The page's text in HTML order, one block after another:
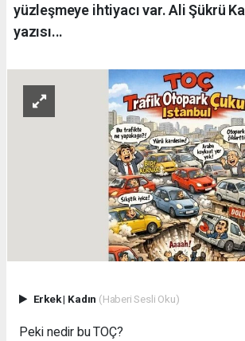
yüzleşmeye ihtiyacı var. Ali Şükrü
yazısı...
Erkek| Kadın (Haberi Sesli Oku)
Peki nedir bu TOÇ?